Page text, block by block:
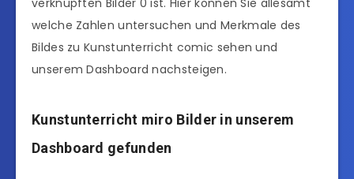
welche Zahlen untersuchen und Merkmale des
Bildes zu Kunstunterricht comic sehen und
unserem Dashboard nachsteigen.
Kunstunterricht miro Bilder in unserem
Dashboard gefunden